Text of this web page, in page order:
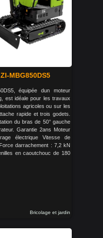
MBG850DS5
équipée dun moteur
est idéale pour les travaux
agricoles ou sur les
rapide et trois godets.
du bras de 50° gauche
Garantie 2ans Moteur
électrique Vitesse de
darrachement : 7,2 kN
en caoutchouc de 180
Bricolage et jardin